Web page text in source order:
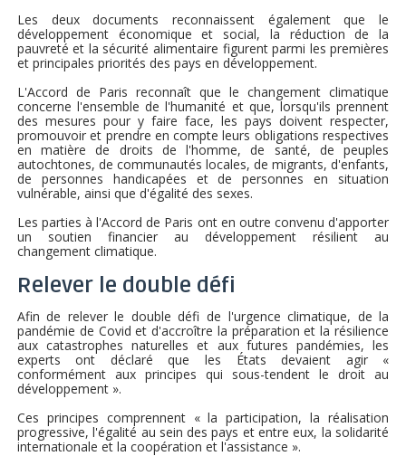
Les deux documents reconnaissent également que le
développement économique et social, la réduction de la
pauvreté et la sécurité alimentaire figurent parmi les premières
et principales priorités des pays en développement.
L'Accord de Paris reconnaît que le changement climatique
concerne l'ensemble de l'humanité et que, lorsqu'ils prennent
des mesures pour y faire face, les pays doivent respecter,
promouvoir et prendre en compte leurs obligations respectives
en matière de droits de l'homme, de santé, de peuples
autochtones, de communautés locales, de migrants, d'enfants,
de personnes handicapées et de personnes en situation
vulnérable, ainsi que d'égalité des sexes.
Les parties à l'Accord de Paris ont en outre convenu d'apporter
un soutien financier au développement résilient au
changement climatique.
Relever le double défi
Afin de relever le double défi de l'urgence climatique, de la
pandémie de Covid et d'accroître la préparation et la résilience
aux catastrophes naturelles et aux futures pandémies, les
experts ont déclaré que les États devaient agir «
conformément aux principes qui sous-tendent le droit au
développement ».
Ces principes comprennent « la participation, la réalisation
progressive, l'égalité au sein des pays et entre eux, la solidarité
internationale et la coopération et l'assistance ».